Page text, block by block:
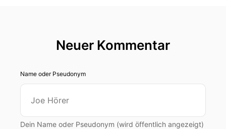
Neuer Kommentar
Name oder Pseudonym
Dein Name oder Pseudonym (wird öffentlich angezeigt)